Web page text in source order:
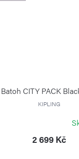
Batoh CITY PACK
KIPLING
2 699 Kč